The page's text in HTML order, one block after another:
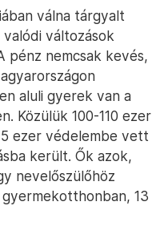
válna tárgyalt
változások
nemcsak kevés,
aluli gyerek van a
Közülük 100-110 ezer
ezer védelembe vett
került. Ők azok,
nevelőszülőhöz
13